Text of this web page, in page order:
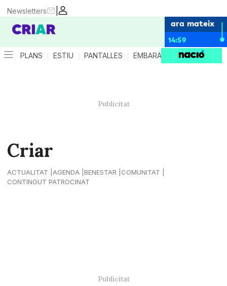
|
Newsletters
ara mateix
14:59
PLANS ESTIU PANTALLES EMBARÀS CRIANÇA
Criar
ACTUALITAT AGENDA BENESTAR
COMUNITAT
CONTINGUT PATROCINAT